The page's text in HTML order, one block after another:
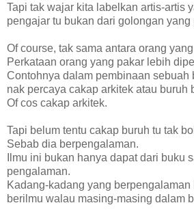
Tapi tak wajar kita labelkan artis-artis
pengajar tu bukan dari golongan yang
Of course, tak sama antara orang
Perkataan orang yang pakar lebih
Contohnya dalam pembinaan sebuah
nak percaya cakap arkitek atau buruh
Of cos cakap arkitek.
Tapi belum tentu cakap buruh tu tak
Sebab dia berpengalaman.
Ilmu ini bukan hanya dapat dari buku
pengalaman.
Kadang-kadang yang
berilmu walau masing-masing dalam